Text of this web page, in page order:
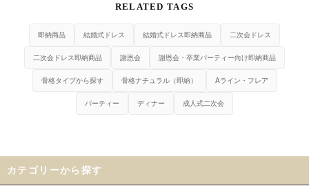
RELATED TAGS
即納商品 結婚式ドレス 結婚式ドレス即納商品 二次会ドレス
二次会ドレス即納商品 謝恩会 謝恩会・卒業パーティー向け即納商品
骨格タイプから探す 骨格ナチュラル（即納） Aライン・フレア
パーティー ディナー 成人式二次会
カテゴリーから探す